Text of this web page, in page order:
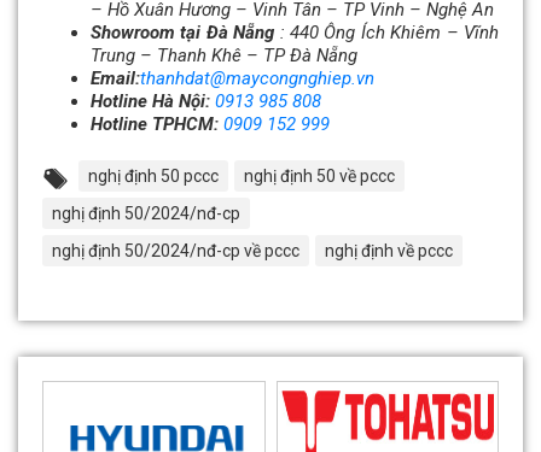
– Hồ Xuân Hương – Vinh Tân – TP Vinh – Nghệ An
Showroom tại Đà Nẵng : 440 Ông Ích Khiêm – Vĩnh
Trung – Thanh Khê – TP Đà Nẵng
Email:thanhdat@maycongnghiep.vn
Hotline Hà Nội: 0913 985 808
Hotline TPHCM: 0909 152 999
nghị định 50 pccc
nghị định 50 về pccc
nghị định 50/2024/nđ-cp
nghị định 50/2024/nđ-cp về pccc
nghị định về pccc